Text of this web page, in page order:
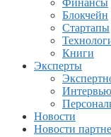
Финансы
Блокчейн
Стартапы
Книги
Эксперты
Интервью
Новости
Новости